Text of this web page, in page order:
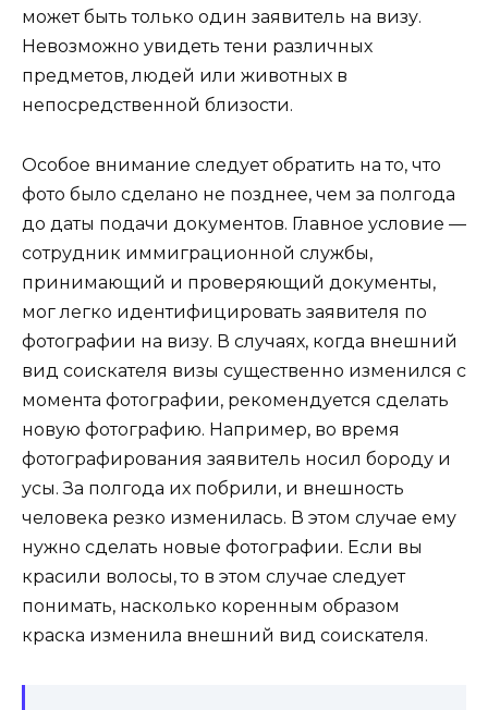
может быть только один заявитель на визу.
Невозможно увидеть тени различных
предметов, людей или животных в
непосредственной близости.
Особое внимание следует обратить на то, что
фото было сделано не позднее, чем за полгода
до даты подачи документов. Главное условие —
сотрудник иммиграционной службы,
принимающий и проверяющий документы,
мог легко идентифицировать заявителя по
фотографии на визу. В случаях, когда внешний
вид соискателя визы существенно изменился с
момента фотографии, рекомендуется сделать
новую фотографию. Например, во время
фотографирования заявитель носил бороду и
усы. За полгода их побрили, и внешность
человека резко изменилась. В этом случае ему
нужно сделать новые фотографии. Если вы
красили волосы, то в этом случае следует
понимать, насколько коренным образом
краска изменила внешний вид соискателя.